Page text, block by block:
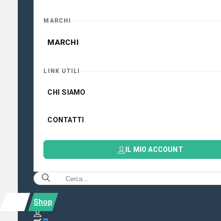
MARCHI
MARCHI
LINK UTILI
CHI SIAMO
CONTATTI
IL MIO ACCOUNT
Shop